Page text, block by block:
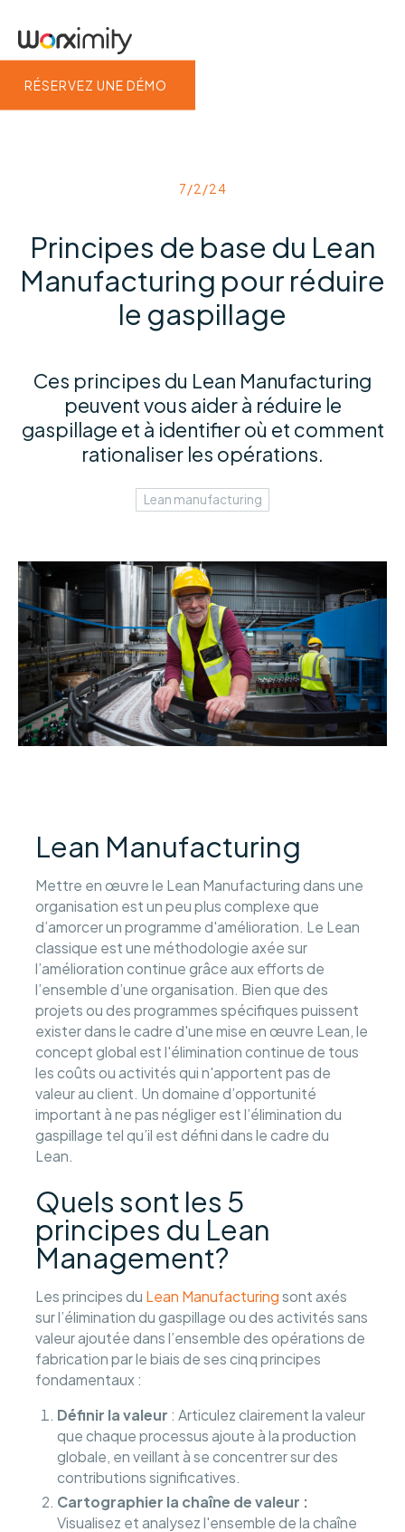
RÉSERVEZ UNE DÉMO
7/2/24
Principes de base du Lean
Manufacturing pour réduire
le gaspillage
Ces principes du Lean Manufacturing
peuvent vous aider à réduire le
gaspillage et à identifier où et comment
rationaliser les opérations.
Lean manufacturing
Lean Manufacturing
Mettre en œuvre le Lean Manufacturing dans une
organisation est un peu plus complexe que
d’amorcer un programme d'amélioration. Le Lean
classique est une méthodologie axée sur
l’amélioration continue grâce aux efforts de
l’ensemble d’une organisation. Bien que des
projets ou des programmes spécifiques puissent
exister dans le cadre d'une mise en œuvre Lean, le
concept global est l'élimination continue de tous
les coûts ou activités qui n'apportent pas de
valeur au client. Un domaine d’opportunité
important à ne pas négliger est l’élimination du
gaspillage tel qu’il est défini dans le cadre du
Lean.
Quels sont les 5
principes du Lean
Management?
Les principes du Lean Manufacturing sont axés
sur l’élimination du gaspillage ou des activités sans
valeur ajoutée dans l’ensemble des opérations de
fabrication par le biais de ses cinq principes
fondamentaux :
Définir la valeur : Articulez clairement la valeur
que chaque processus ajoute à la production
globale, en veillant à se concentrer sur des
contributions significatives.
Cartographier la chaîne de valeur :
Visualisez et analysez l'ensemble de la chaîne